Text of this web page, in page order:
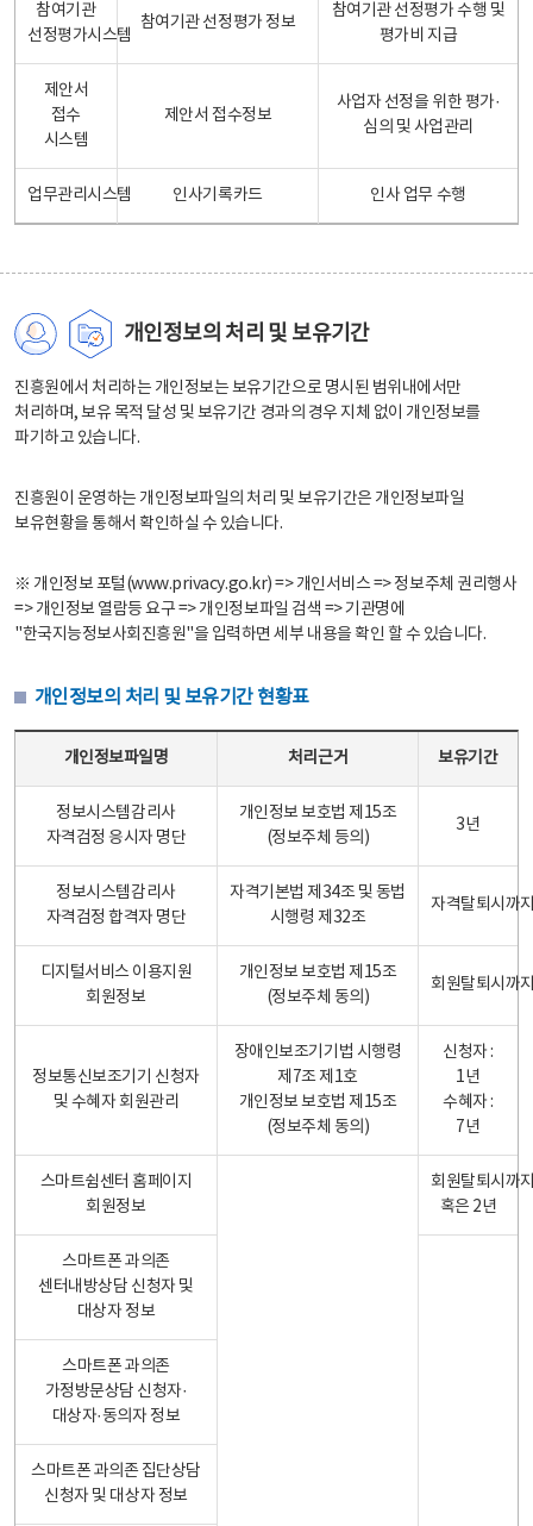
참여기관
선정평가시스템
참여기관 선정평가 정보
참여기관 선정평가 수행 및
평가비 지급
제안서
접수
시스템
제안서 접수정보
사업자 선정을 위한 평가·
심의 및 사업관리
업무관리시스템 인사기록카드 인사 업무 수행
개인정보의 처리 및 보유기간
진흥원에서 처리하는 개인정보는 보유기간으로 명시된 범위내에서만
처리하며, 보유 목적 달성 및 보유기간 경과의 경우 지체 없이 개인정보를
파기하고 있습니다.
진흥원이 운영하는 개인정보파일의 처리 및 보유기간은 개인정보파일
보유현황을 통해서 확인하실 수 있습니다.
※ 개인정보 포털(www.privacy.go.kr) => 개인서비스 => 정보주체 권리행사
=> 개인정보 열람등 요구 => 개인정보파일 검색 => 기관명에
"한국지능정보사회진흥원"을 입력하면 세부 내용을 확인 할 수 있습니다.
개인정보의 처리 및 보유기간 현황표
개인정보파일명 처리근거 보유기간
정보시스템감리사
자격검정 응시자 명단
개인정보 보호법 제15조
(정보주체 등의)
3년
정보시스템감리사
자격검정 합격자 명단
자격기본법 제34조 및 동법
시행령 제32조
자격탈퇴시까
디지털서비스 이용지원
회원정보
개인정보 보호법 제15조
(정보주체 동의)
회원탈퇴시까
정보통신보조기기 신청자
및 수혜자 회원관리
장애인보조기기법 시행령
제7조 제1호
개인정보 보호법 제15조
(정보주체 동의)
신청자 :
1년
수혜자 :
7년
스마트쉼센터 홈페이지
회원정보
회원탈퇴시까
혹은 2년
스마트폰 과의존
센터내방상담 신청자 및
대상자 정보
스마트폰 과의존
가정방문상담 신청자·
대상자·동의자 정보
스마트폰 과의존 집단상담
신청자 및 대상자 정보